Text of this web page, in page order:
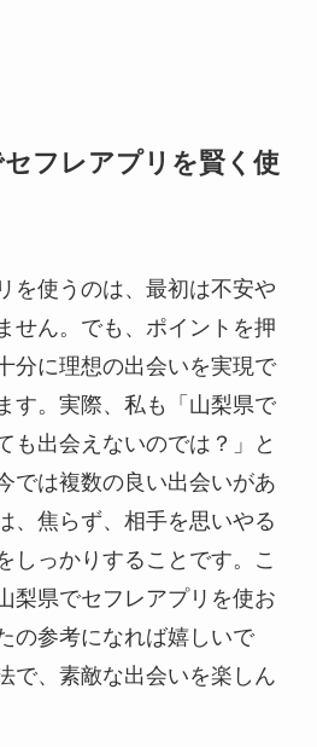
フレアプリを賢く使
を使うのは、最初は不安や
せん。でも、ポイントを押
分に理想の出会いを実現で
す。実際、私も「山梨県で
も出会えないのでは？」と
では複数の良い出会いがあ
、焦らず、相手を思いやる
しっかりすることです。こ
梨県でセフレアプリを使お
の参考になれば嬉しいで
で、素敵な出会いを楽しん